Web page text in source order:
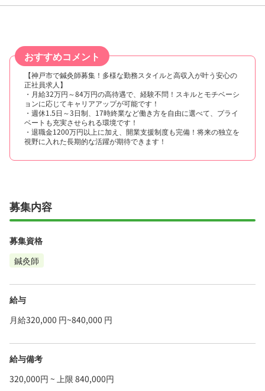
おすすめコメント
【神戸市で鍼灸師募集！多様な勤務スタイルと高収入が叶う安心の
正社員求人】
・月給32万円～84万円の高待遇で、経験不問！スキルとモチベーシ
ョンに応じてキャリアアップが可能です！
・週休1.5日～3日制、17時終業など働き方を自由に選べて、プライ
ベートも充実させられる環境です！
・退職金1200万円以上に加え、開業支援制度も完備！将来の独立を
視野に入れた長期的な活躍が期待できます！
募集内容
募集資格
鍼灸師
給与
月給320,000 円~840,000 円
給与備考
320,000円 ~ 上限 840,000円